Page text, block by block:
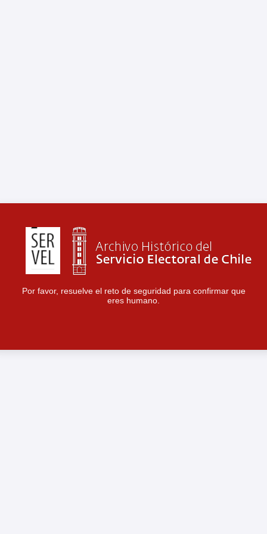
Por favor, resuelve el reto de seguridad para confirmar que
eres humano.